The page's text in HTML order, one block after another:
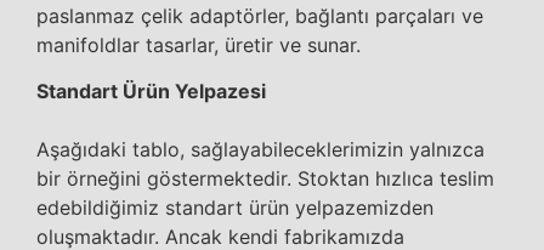
paslanmaz çelik adaptörler, bağlantı parçaları ve
manifoldlar tasarlar, üretir ve sunar.
Standart Ürün Yelpazesi
Aşağıdaki tablo, sağlayabileceklerimizin yalnızca
bir örneğini göstermektedir. Stoktan hızlıca teslim
edebildiğimiz standart ürün yelpazemizden
oluşmaktadır. Ancak kendi fabrikamızda